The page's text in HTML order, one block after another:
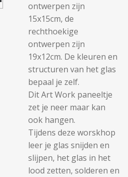
ontwerpen zijn
15x15cm, de
rechthoekige
ontwerpen zijn
19x12cm. De kleuren en
structuren van het glas
bepaal je zelf.
Dit Art Work paneeltje
zet je neer maar kan
ook hangen.
Tijdens deze worskhop
leer je glas snijden en
slijpen, het glas in het
lood zetten, solderen en